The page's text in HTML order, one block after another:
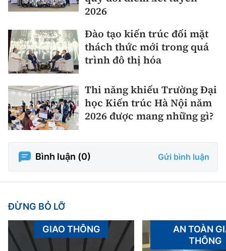
2026
Đào tạo kiến trúc đối mặt
thách thức mới trong quá
trình đô thị hóa
Thi năng khiếu Trường Đại
học Kiến trúc Hà Nội năm
2026 được mang những gì?
Bình luận (0) Gửi bình luận
ĐỪNG BỎ LỠ
GIAO THÔNG
AN TOÀN
THÔNG